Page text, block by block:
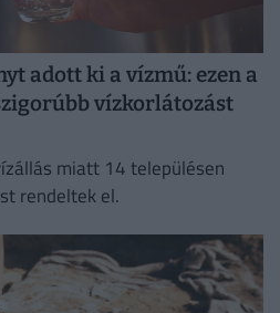
adott ki a vízmű: ezen a
vízkorlátozást
miatt 14 településen
rendeltek el.